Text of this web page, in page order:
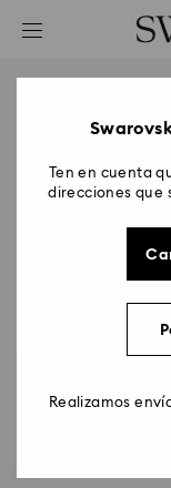
Accesskeys list
2 - Footer
Ten en cuenta
direcciones que
Realizamos